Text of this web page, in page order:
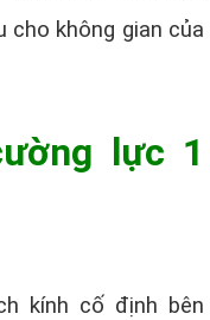
cho không gian của
lực 1
kính cố định bên